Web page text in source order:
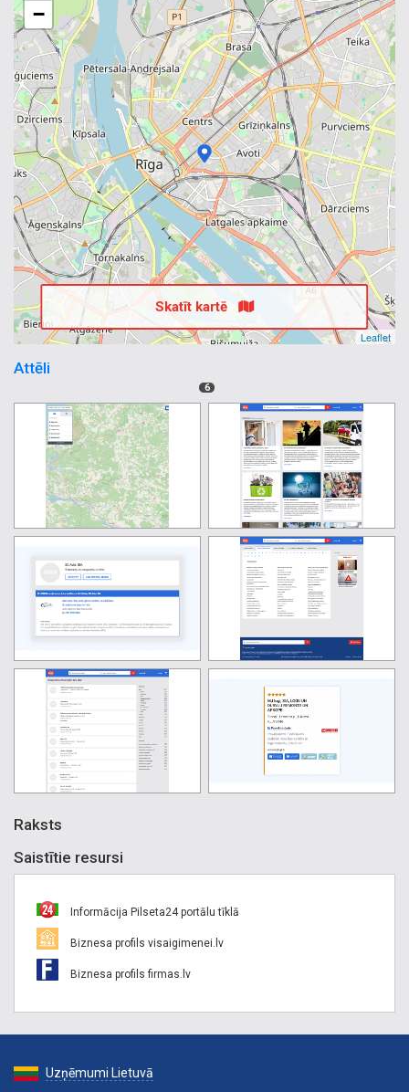
−
Leaflet
Skatīt kartē
Attēli
6
Raksts
Saistītie resursi
Informācija Pilseta24 portālu tīklā
Biznesa profils visaigimenei.lv
Biznesa profils firmas.lv
Uzņēmumi Lietuvā